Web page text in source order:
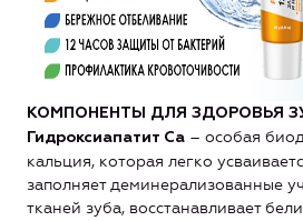
КОМПОНЕНТЫ ДЛЯ ЗДОРОВЬЯ
Гидроксиапатит Са – особая
кальция, которая легко
заполняет деминерализованные
тканей зуба, восстанавливает